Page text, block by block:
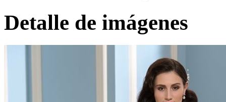
Detalle de imágenes